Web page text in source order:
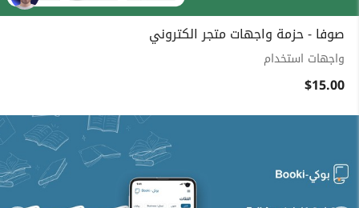
صوفا - حزمة واجهات متجر الكتروني
واجهات استخدام
$15.00